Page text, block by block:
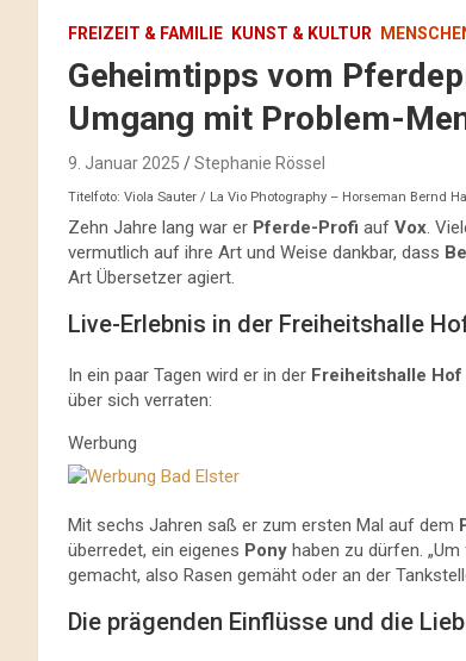
FREIZEIT & FAMILIE KUNST & KULTUR
Geheimtipps vom
Umgang mit Problem-
9. Januar 2025 Stephanie Rössel
Titelfoto: Viola Sauter / La Vio Photography – Horseman Bernd
Zehn Jahre lang war er Pferde-Profi auf Vox .
vermutlich auf ihre Art und Weise dankbar, dass
Art Übersetzer agiert.
Live-Erlebnis in der Freiheitshalle
In ein paar Tagen wird er in der Freiheitshalle Hof
über sich verraten:
Werbung
Mit sechs Jahren saß er zum ersten Mal auf dem
überredet, ein eigenes Pony haben zu dürfen.
gemacht, also Rasen gemäht oder an der
Die prägenden Einflüsse und die